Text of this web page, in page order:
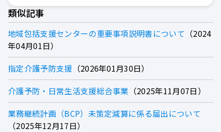
類似記事
地域包括支援センターの重要事項説明書について
2024
年04月01日
指定介護予防支援
2026年01月30日
介護予防・日常生活支援総合事業
2025年11月07日
業務継続計画（BCP）未策定減算に係る届出について
2025年12月17日